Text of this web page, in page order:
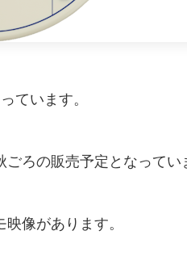
ています。
ごろの販売予定となってい
像があります。